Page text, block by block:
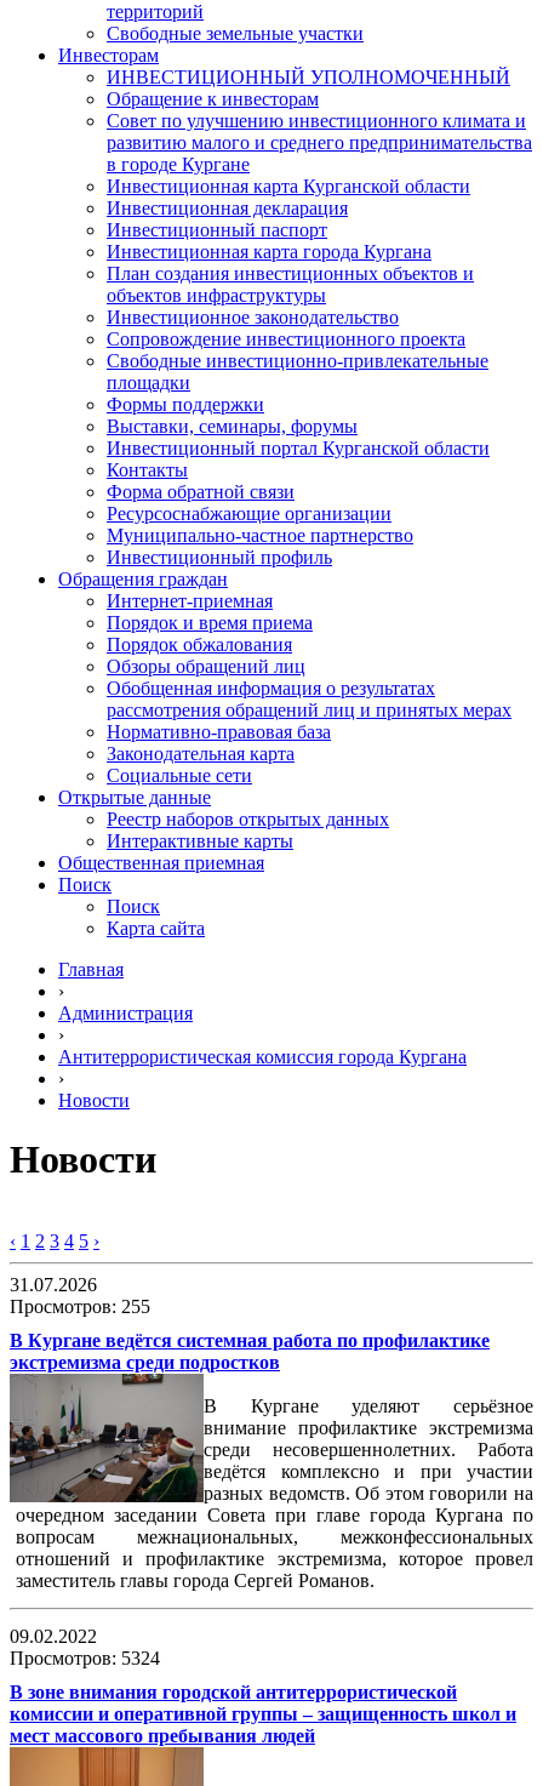
территорий
Свободные земельные участки
Инвесторам
ИНВЕСТИЦИОННЫЙ УПОЛНОМОЧЕННЫЙ
Обращение к инвесторам
Совет по улучшению инвестиционного климата и
развитию малого и среднего предпринимательства
в городе Кургане
Инвестиционная карта Курганской области
Инвестиционная декларация
Инвестиционный паспорт
Инвестиционная карта города Кургана
План создания инвестиционных объектов и
объектов инфраструктуры
Инвестиционное законодательство
Сопровождение инвестиционного проекта
Свободные инвестиционно-привлекательные
площадки
Формы поддержки
Выставки, семинары, форумы
Инвестиционный портал Курганской области
Контакты
Форма обратной связи
Ресурсоснабжающие организации
Муниципально-частное партнерство
Инвестиционный профиль
Обращения граждан
Интернет-приемная
Порядок и время приема
Порядок обжалования
Обзоры обращений лиц
Обобщенная информация о результатах
рассмотрения обращений лиц и принятых мерах
Нормативно-правовая база
Законодательная карта
Социальные сети
Открытые данные
Реестр наборов открытых данных
Интерактивные карты
Общественная приемная
Поиск
Поиск
Карта сайта
Главная
›
Администрация
›
Антитеррористическая комиссия города Кургана
›
Новости
Новости
‹ 1 2 3 4 5 ›
31.07.2026
Просмотров: 255
В Кургане ведётся системная работа по профилактике
экстремизма среди подростков
В Кургане уделяют серьёзное
внимание профилактике экстремизма
среди несовершеннолетних. Работа
ведётся комплексно и при участии
разных ведомств. Об этом говорили на
очередном заседании Совета при главе города Кургана по
вопросам межнациональных, межконфессиональных
отношений и профилактике экстремизма, которое провел
заместитель главы города Сергей Романов.
09.02.2022
Просмотров: 5324
В зоне внимания городской антитеррористической
комиссии и оперативной группы – защищенность школ и
мест массового пребывания людей